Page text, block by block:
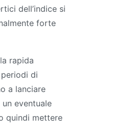
dell’indice si
forte
rapida
di
a lanciare
eventuale
quindi mettere